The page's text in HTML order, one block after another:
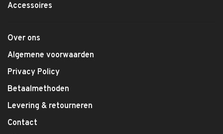
Accessoires
Over ons
Algemene voorwaarden
Privacy Policy
Betaalmethoden
Levering & retourneren
Contact